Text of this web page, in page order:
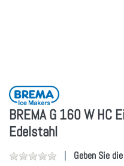
BREMA G 160 W HC
Edelstahl
Geben Sie